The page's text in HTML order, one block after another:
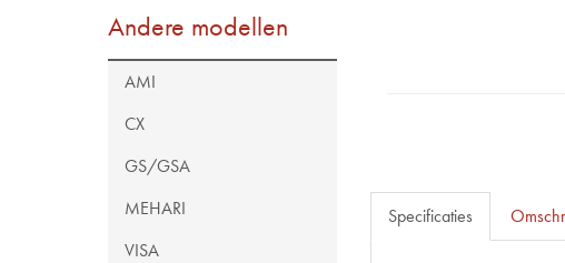
Andere modellen
AMI
CX
GS/GSA
MEHARI
VISA
Specificaties